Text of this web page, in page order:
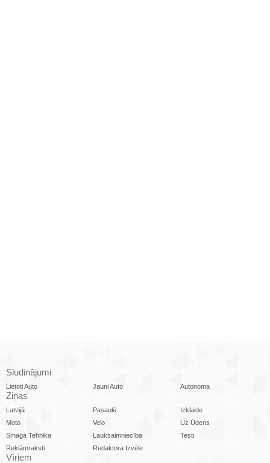
Sludinājumi
Lietoti Auto Jauni Auto Autonoma
Ziņas
Latvijā Pasaulē
Izklaide
Moto
Velo
Uz Ūdens
Smagā Tehnika
Lauksaimniecība
Testi
Reklāmraksti
Redaktora Izvēle
Vīriem